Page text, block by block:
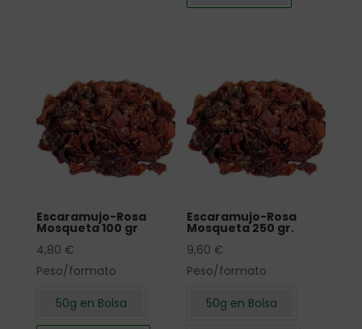
Escaramujo-Rosa
Mosqueta 100 gr
4,80 €
Peso/formato
50g en Bolsa
Escaramujo-Rosa
Mosqueta 250 gr.
9,60 €
Peso/formato
50g en Bolsa